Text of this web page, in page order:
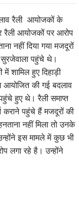
रैली आयोजकों के
रैली आयोजकों पर आरोप
नहीं दिया गया मजदूरों
पहुंचे थे।
शामिल हुए दिहाड़ी
आयोजित की गई बदलाव
हुए थे। रैली समाप्त
कराने पहुंचे हैं मजदूरों की
नहीं मिला तो उनके
इस मामले में कुछ भी
लगा रहे है। उन्होंने